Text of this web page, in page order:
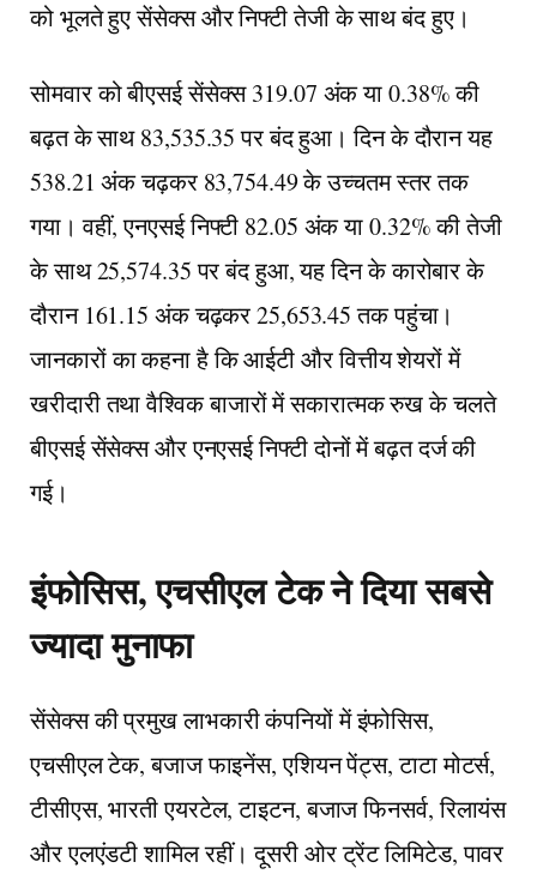
को भूलते हुए सेंसेक्स और निफ्टी तेजी के साथ बंद हुए।
सोमवार को बीएसई सेंसेक्स 319.07 अंक या 0.38% की
बढ़त के साथ 83,535.35 पर बंद हुआ। दिन के दौरान यह
538.21 अंक चढ़कर 83,754.49 के उच्चतम स्तर तक
गया। वहीं, एनएसई निफ्टी 82.05 अंक या 0.32% की तेजी
के साथ 25,574.35 पर बंद हुआ, यह दिन के कारोबार के
दौरान 161.15 अंक चढ़कर 25,653.45 तक पहुंचा।
जानकारों का कहना है कि आईटी और वित्तीय शेयरों में
खरीदारी तथा वैश्विक बाजारों में सकारात्मक रुख के चलते
बीएसई सेंसेक्स और एनएसई निफ्टी दोनों में बढ़त दर्ज की
गई।
इंफोसिस, एचसीएल टेक ने दिया सबसे
ज्यादा मुनाफा
सेंसेक्स की प्रमुख लाभकारी कंपनियों में इंफोसिस,
एचसीएल टेक, बजाज फाइनेंस, एशियन पेंट्स, टाटा मोटर्स,
टीसीएस, भारती एयरटेल, टाइटन, बजाज फिनसर्व, रिलायंस
और एलएंडटी शामिल रहीं। दूसरी ओर ट्रेंट लिमिटेड, पावर